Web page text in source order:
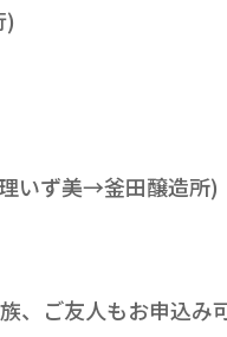
)
いず美→釜田醸造所)
、ご友人もお申込み